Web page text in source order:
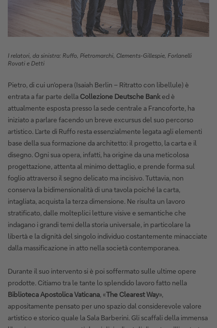
I relatori, da sinistra: Ruffo, Pietromarchi, Clements-Gillespie, Forlanelli
Rovati e Detti
Pietro, di cui un’opera (Isaiah Berlin – Ritratto con libellule) è
entrata a far parte della Collezione Deutsche Banked è
attualmente esposta presso la sede centrale a Francoforte, ha
iniziato a parlare facendo un breve excursus del suo percorso
artistico. L’arte di Ruffo resta essenzialmente legata agli elementi
base della sua formazione da architetto: il progetto, la carta e il
disegno. Ogni sua opera, infatti, ha origine da una meticolosa
progettazione, attenta al minimo dettaglio, e prende forma sul
foglio attraverso il segno delicato ma incisivo. Tuttavia, non
conserva la bidimensionalità di una tavola poiché la carta,
intagliata, acquista la terza dimensione. Ne risulta un lavoro
stratificato, dalle molteplici letture visive e semantiche che
indagano i grandi temi della storia universale, in particolare la
libertà e la dignità del singolo individuo costantemente minacciate
dalla massificazione in atto nella società contemporanea.
Durante il suo intervento si è poi soffermato sulle ultime opere
prodotte. Citiamo tra le tante lo splendido lavoro fatto nella
Biblioteca Apostolica Vaticana, «The Clearest Way»,
appositamente pensato per uno spazio dal considerevole valore
artistico e storico quale la Sala Barberini. Gli scaffali della immensa